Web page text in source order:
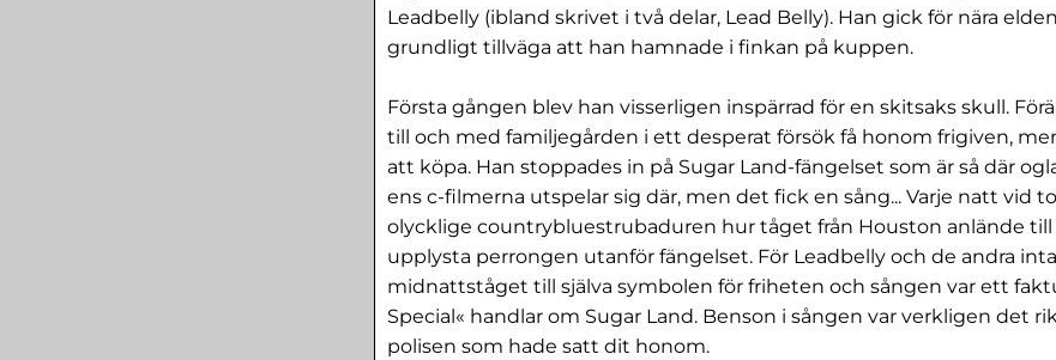
Leadbelly (ibland skrivet i två delar, Lead Belly). Han gick för nära
grundligt tillväga att han hamnade i finkan på kuppen.
Första gången blev han visserligen inspärrad för en skitsaks skull.
till och med familjegården i ett desperat försök få honom frigiven,
att köpa. Han stoppades in på Sugar Land-fängelset som är så där
ens c-filmerna utspelar sig där, men det fick en sång... Varje natt vid
olycklige countrybluestrubaduren hur tåget från Houston anlände
upplysta perrongen utanför fängelset. För Leadbelly och de andra
midnattståget till själva symbolen för friheten och sången var ett
Special« handlar om Sugar Land. Benson i sången var verkligen det
polisen som hade satt dit honom.